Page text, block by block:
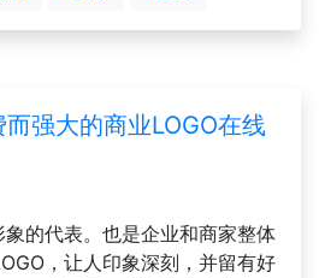
强大的商业LOGO在线
的代表。也是企业和商家整体
，让人印象深刻，并留有好